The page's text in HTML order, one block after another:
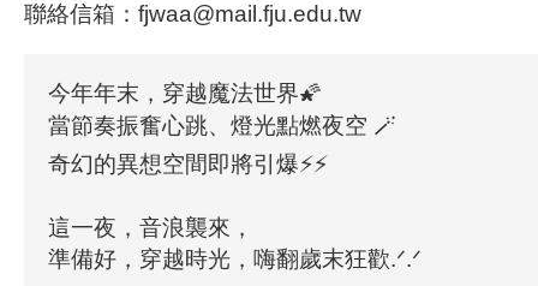
聯絡信箱：fjwaa@mail.fju.edu.tw
今年年末，穿越魔法世界🌠
當節奏振奮心跳、燈光點燃夜空 🪄
奇幻的異想空間即將引爆⚡️⚡️
這一夜，音浪襲來，
準備好，穿越時光，嗨翻歲末狂歡.ᐟ.ᐟ